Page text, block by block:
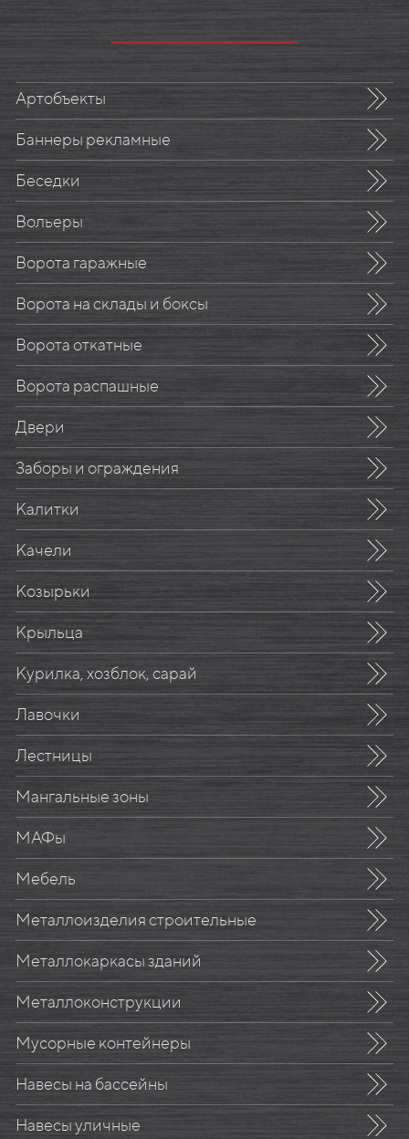
Артобъекты
Баннеры рекламные
Беседки
Вольеры
Ворота гаражные
Ворота на склады и боксы
Ворота откатные
Ворота распашные
Двери
Заборы и ограждения
Калитки
Качели
Козырьки
Крыльца
Курилка, хозблок, сарай
Лавочки
Лестницы
Мангальные зоны
МАФы
Мебель
Металлоизделия строительные
Металлокаркасы зданий
Металлоконструкции
Мусорные контейнеры
Навесы на бассейны
Навесы уличные